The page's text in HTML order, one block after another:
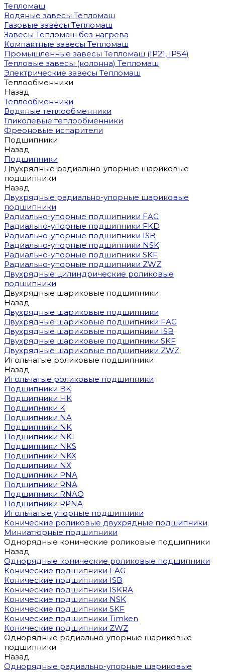
Тепломаш
Водяные завесы Тепломаш
Газовые завесы Тепломаш
Завесы Тепломаш без нагрева
Компактные завесы Тепломаш
Промышленные завесы Тепломаш (IP21, IP54)
Тепловые завесы (колонна) Тепломаш
Электрические завесы Тепломаш
Теплообменники
Назад
Теплообменники
Водяные теплообменники
Гликолевые теплообменники
Фреоновые испарители
Подшипники
Назад
Подшипники
Двухрядные радиально-упорные шариковые
подшипники
Назад
Двухрядные радиально-упорные шариковые
подшипники
Радиально-упорные подшипники FAG
Радиально-упорные подшипники FKD
Радиально-упорные подшипники ISB
Радиально-упорные подшипники NSK
Радиально-упорные подшипники SKF
Радиально-упорные подшипники ZWZ
Двухрядные цилиндрические роликовые
подшипники
Двухрядные шариковые подшипники
Назад
Двухрядные шариковые подшипники
Двухрядные шариковые подшипники FAG
Двухрядные шариковые подшипники ISB
Двухрядные шариковые подшипники SKF
Двухрядные шариковые подшипники ZWZ
Игольчатые роликовые подшипники
Назад
Игольчатые роликовые подшипники
Подшипники BK
Подшипники HK
Подшипники K
Подшипники NA
Подшипники NK
Подшипники NKI
Подшипники NKS
Подшипники NKX
Подшипники NX
Подшипники PNA
Подшипники RNA
Подшипники RNAO
Подшипники RPNA
Игольчатые упорные подшипники
Конические роликовые двухрядные подшипники
Миниатюрные подшипники
Однорядные конические роликовые подшипники
Назад
Однорядные конические роликовые подшипники
Конические подшипники FAG
Конические подшипники ISB
Конические подшипники ISKRA
Конические подшипники NSK
Конические подшипники SKF
Конические подшипники Timken
Конические подшипники ZWZ
Однорядные радиально-упорные шариковые
подшипники
Назад
Однорядные радиально-упорные шариковые